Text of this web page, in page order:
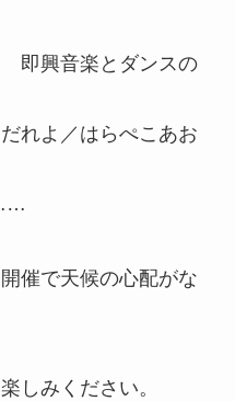
即興音楽とダンスの
れよ／はらぺこあお
催で天候の心配がな
しみください。